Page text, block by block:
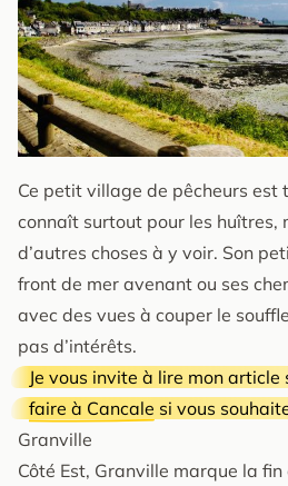
Ce petit village de pêcheurs est
connaît surtout pour les huîtres,
d’autres choses à y voir. Son
front de mer avenant ou ses
avec des vues à couper le
pas d’intérêts.
Je vous invite à lire mon article
faire à Cancale si vous
Granville
Côté Est, Granville marque la